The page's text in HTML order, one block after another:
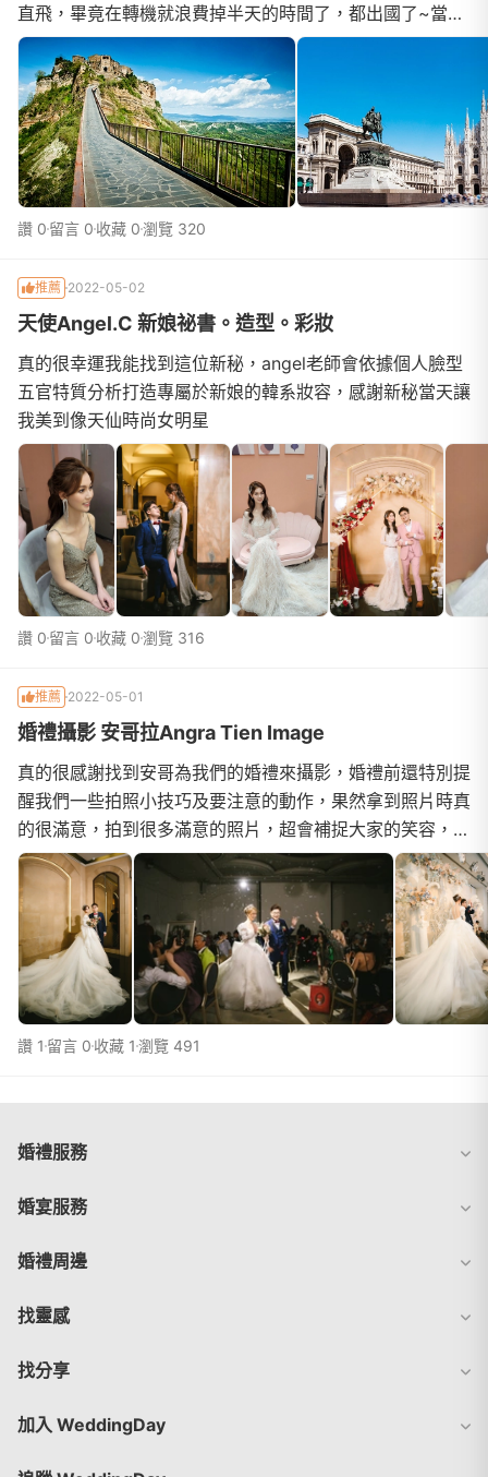
直飛，畢竟在轉機就浪費掉半天的時間了，都出國了~當然
要把握一分一秒的時間來玩。2. 大家可以把聽完的...
讚 0 留言 0 收藏 0瀏覽 320
推薦 2022-05-02
天使Angel.C 新娘祕書。造型。彩妝
真的很幸運我能找到這位新秘，angel老師會依據個人臉型
五官特質分析打造專屬於新娘的韓系妝容，感謝新秘當天讓
我美到像天仙時尚女明星
讚 0 留言 0 收藏 0瀏覽 316
推薦 2022-05-01
婚禮攝影 安哥拉Angra Tien Image
真的很感謝找到安哥為我們的婚禮來攝影，婚禮前還特別提
醒我們一些拍照小技巧及要注意的動作，果然拿到照片時真
的很滿意，拍到很多滿意的照片，超會補捉大家的笑容，整
個超自然的。 另外安哥非常的貼心，提供三種檔...
讚 1 留言 0 收藏 1 瀏覽 491
婚禮服務
婚宴服務
婚禮周邊
找靈感
找分享
加入 WeddingDay